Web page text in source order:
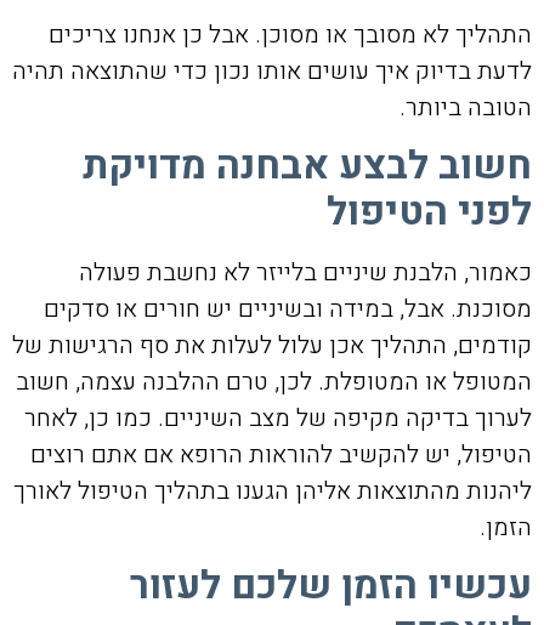
התהליך לא מסובך או מסוכן. אבל כן אנחנו צריכים
לדעת בדיוק איך עושים אותו נכון כדי שהתוצאה תהיה
הטובה ביותר.
חשוב לבצע אבחנה מדויקת
לפני הטיפול
כאמור, הלבנת שיניים בלייזר לא נחשבת פעולה
מסוכנת. אבל, במידה ובשיניים יש חורים או סדקים
קודמים, התהליך אכן עלול לעלות את סף הרגישות של
המטופל או המטופלת. לכן, טרם ההלבנה עצמה, חשוב
לערוך בדיקה מקיפה של מצב השיניים. כמו כן, לאחר
הטיפול, יש להקשיב להוראות הרופא אם אתם רוצים
ליהנות מהתוצאות אליהן הגענו בתהליך הטיפול לאורך
הזמן.
עכשיו הזמן שלכם לעזור